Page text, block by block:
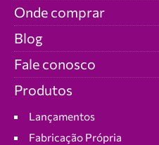
Onde comprar
Blog
Fale conosco
Produtos
Lançamentos
Fabricação Própria